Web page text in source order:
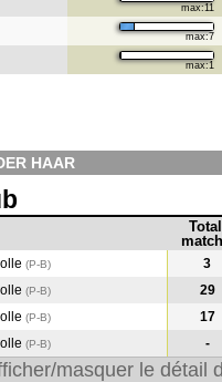
max:11
max:7
max:1
HAAR
Total
(P-B)
3
(P-B)
29
(P-B)
17
(P-B) -
masquer le détail